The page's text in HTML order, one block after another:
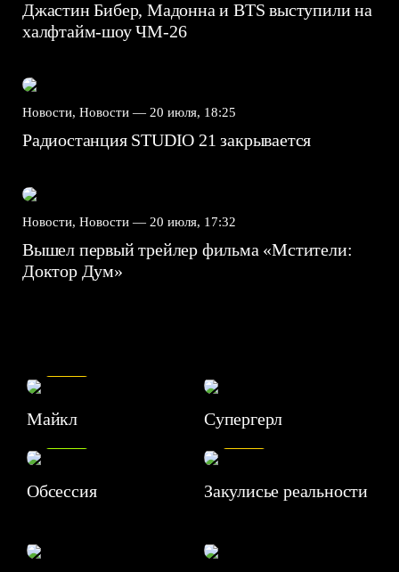
Джастин Бибер, Мадонна и BTS выступили на
халфтайм-шоу ЧМ-26
Новости, Новости — 20 июля, 18:25
Радиостанция STUDIO 21 закрывается
Новости, Новости — 20 июля, 17:32
Вышел первый трейлер фильма «Мстители:
Доктор Дум»
Майкл Супергерл
Обсессия
7.1
Закулисье реальности